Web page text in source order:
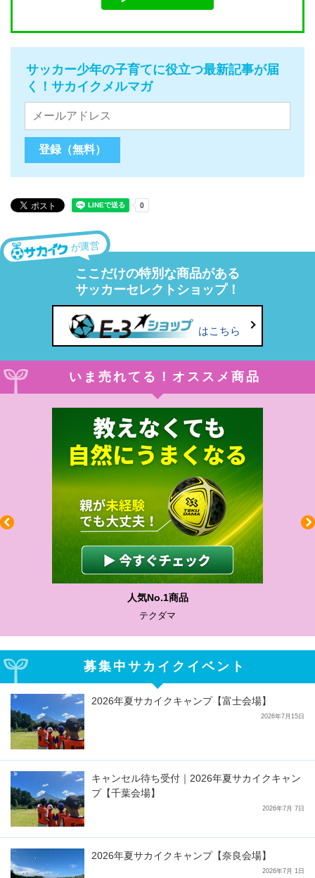
サッカー少年の子育てに役立つ最新記事が届
く！サカイクメルマガ
が運営
ここだけの特別な商品がある
サッカーセレクトショップ！
はこちら
いま売れてる！オススメ商品
人気No.1商品
テクダマ
募集中サカイクイベント
2026年夏サカイクキャンプ【富士会場】
2026年7月15日
キャンセル待ち受付｜2026年夏サカイクキャン
プ【千葉会場】
2026年7月 7日
2026年夏サカイクキャンプ【奈良会場】
2026年7月 1日